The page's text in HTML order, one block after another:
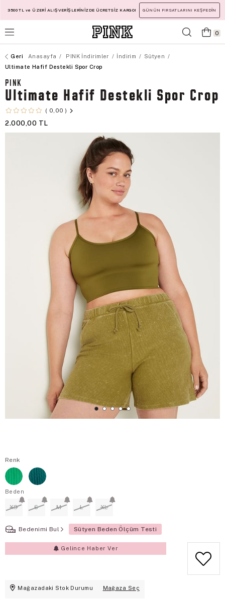
3500 TL ve ÜZERİ ALIŞVERİŞLERİNİZDE ÜCRETSİZ KARGO! GÜNÜN FIRSATLARINI KEŞFEDİN
0
Anasayfa PINK İndirimler İndirim
Sütyen
Ultimate Hafif Destekli Spor Crop
PINK
Ultimate Hafif Destekli Spor Crop
0,00
2.000,00 TL
Renk
Beden
XS S M L XL
Bedenimi Bul Sütyen Beden Ölçüm Testi
Gelince Haber Ver
Mağazadaki Stok Durumu Mağaza Seç